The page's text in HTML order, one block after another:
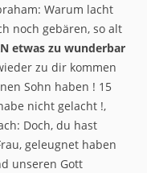
Warum lacht
noch gebären, so alt
etwas zu wunderbar
zu dir kommen
Sohn haben ! 15
nicht gelacht !,
Doch, du hast
geleugnet haben
unseren Gott